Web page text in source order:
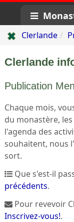
Clerlande
Clerlande
Publication
Chaque mois,
du monastère,
l'agenda des
souhaitent, nous
sort.
Que s'est-il
précédents.
Pour revevoir
Inscrivez-vous!.